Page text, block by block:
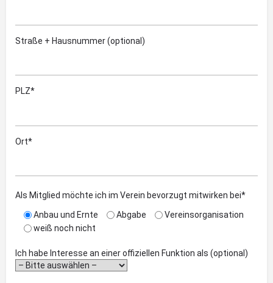
Straße + Hausnummer (optional)
PLZ*
Ort*
Als Mitglied möchte ich im Verein bevorzugt mitwirken bei*
Anbau und Ernte
Abgabe
Vereinsorganisation
weiß noch nicht
Ich habe Interesse an einer offiziellen Funktion als (optional)